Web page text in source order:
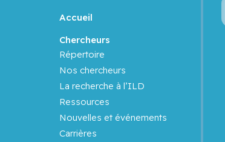
Accueil
Chercheurs
Répertoire
Nos chercheurs
La recherche à l’ILD
Ressources
Nouvelles et événements
Carrières